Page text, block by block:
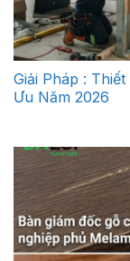
Giải Pháp :
Ưu Năm 2026